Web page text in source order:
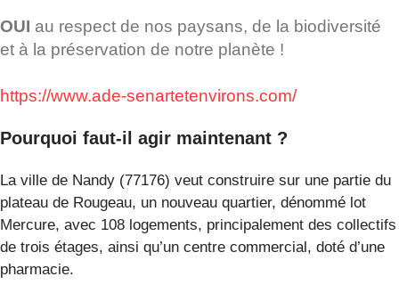
OUI au respect de nos paysans, de la biodiversité
et à la préservation de notre planète !
https://www.ade-senartetenvirons.com/
Pourquoi faut-il agir maintenant ?
La ville de Nandy (77176) veut construire sur une partie du
plateau de Rougeau, un nouveau quartier, dénommé lot
Mercure, avec 108 logements, principalement des collectifs
de trois étages, ainsi qu’un centre commercial, doté d’une
pharmacie.